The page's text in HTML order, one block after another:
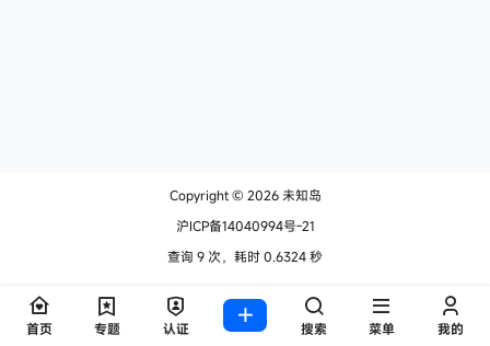
Copyright © 2026未知岛
沪ICP备14040994号-21
查询 9 次，耗时 0.6324 秒
首页 专题 认证 搜索 菜单 我的